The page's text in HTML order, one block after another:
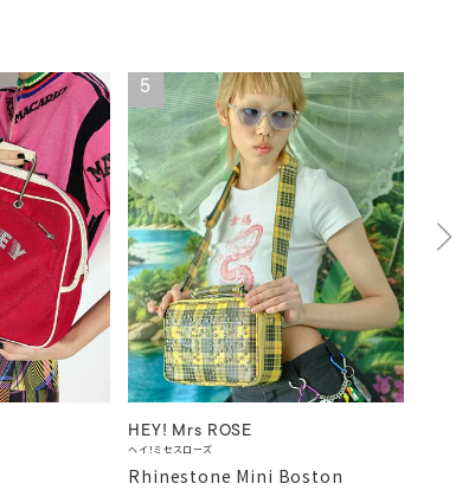
5
HEY! Mrs ROSE
ヘイ！ミセスローズ
Rhinestone Mini Boston